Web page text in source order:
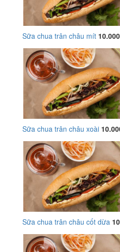
Sữa chua trân châu mít
Sữa chua trân châu xoài
Sữa chua trân châu cốt dừa